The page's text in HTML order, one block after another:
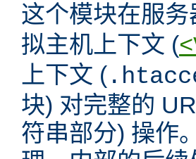
这个模块在服
拟主机上下文 (
上下文 (
块) 对完整的
符串部分) 操作